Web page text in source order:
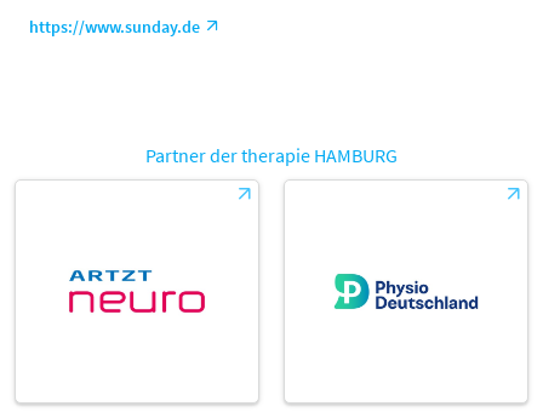
https://www.sunday.de
Partner der therapie HAMBURG